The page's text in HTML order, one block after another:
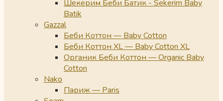
Шекерим Беби Батик - Sekerim Baby
Batik
Gazzal
Беби Коттон — Baby Cotton
Беби Коттон XL — Baby Cotton XL
Органик Беби Коттон — Organic Baby
Cotton
Nako
Париж — Paris